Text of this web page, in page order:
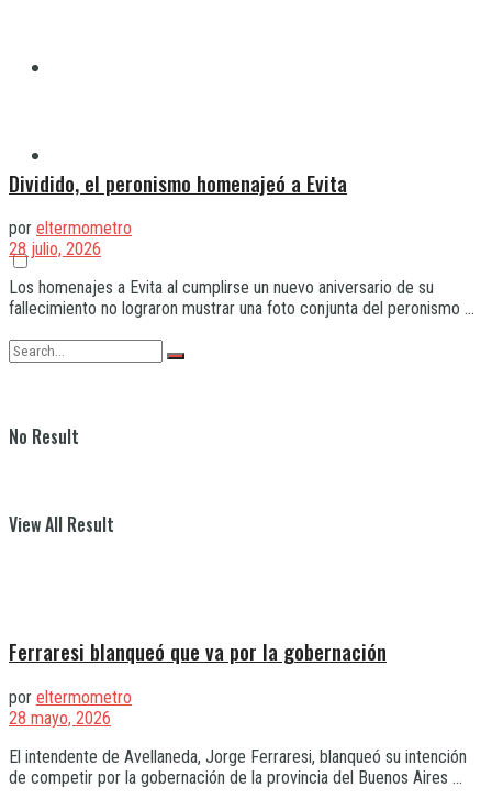
No Result
View All Result
Dividido, el peronismo homenajeó a Evita
por eltermometro
28 julio, 2026
Los homenajes a Evita al cumplirse un nuevo aniversario de su
fallecimiento no lograron mustrar una foto conjunta del peronismo ...
Ferraresi blanqueó que va por la gobernación
por eltermometro
28 mayo, 2026
El intendente de Avellaneda, Jorge Ferraresi, blanqueó su intención
de competir por la gobernación de la provincia del Buenos Aires ...